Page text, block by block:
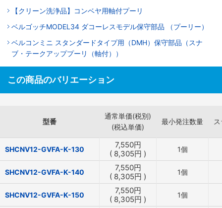
【クリーン洗浄品】コンベヤ用軸付プーリ
ベルゴッチMODEL34 ダコーレスモデル保守部品 （プーリー）
ベルコンミニ スタンダードタイプ用（DMH）保守部品（スナ
ブ・テークアッププーリ（軸付））
この商品のバリエーション
型番
通常単価(税別)
(税込単価)
最小発注数量
SHCNV12-GVFA-K-130 7,550円
( 8,305円 ) 1個
SHCNV12-GVFA-K-140 7,550円
( 8,305円 ) 1個
SHCNV12-GVFA-K-150 7,550円
( 8,305円 ) 1個